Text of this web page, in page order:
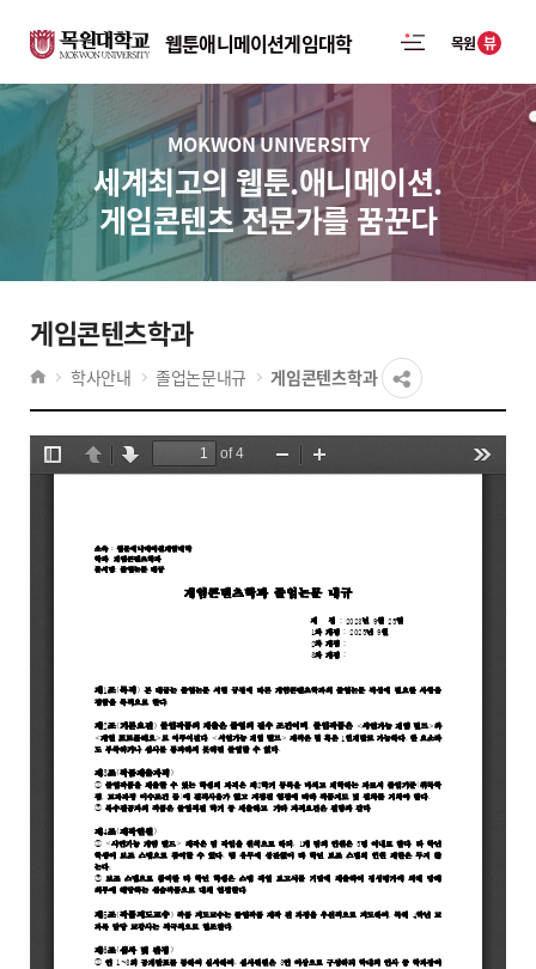
웹툰애니메이션게임대학 목원 뷰
MOKWON UNIVERSITY
세계최고의 웹툰.애니메이션.
게임콘텐츠 전문가를 꿈꾼다
게임콘텐츠학과
학사안내 졸업논문내규 게임콘텐츠학과